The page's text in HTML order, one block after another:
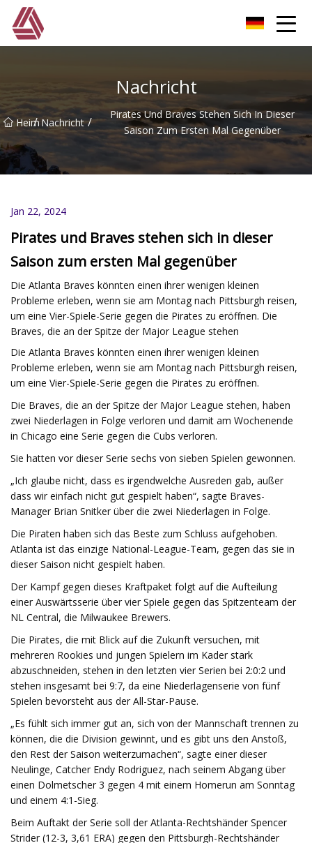
Nachricht
Heim
/ Nachricht /
Pirates Und Braves Stehen Sich In Dieser
Saison Zum Ersten Mal Gegenüber
Jan 22, 2024
Pirates und Braves stehen sich in dieser
Saison zum ersten Mal gegenüber
Die Atlanta Braves könnten einen ihrer wenigen kleinen
Probleme erleben, wenn sie am Montag nach Pittsburgh reisen,
um eine Vier-Spiele-Serie gegen die Pirates zu eröffnen. Die
Braves, die an der Spitze der Major League stehen
Die Atlanta Braves könnten einen ihrer wenigen kleinen
Probleme erleben, wenn sie am Montag nach Pittsburgh reisen,
um eine Vier-Spiele-Serie gegen die Pirates zu eröffnen.
Die Braves, die an der Spitze der Major League stehen, haben
zwei Niederlagen in Folge verloren und damit am Wochenende
in Chicago eine Serie gegen die Cubs verloren.
Sie hatten vor dieser Serie sechs von sieben Spielen gewonnen.
„Ich glaube nicht, dass es irgendwelche Ausreden gab, außer
dass wir einfach nicht gut gespielt haben“, sagte Braves-
Manager Brian Snitker über die zwei Niederlagen in Folge.
Die Piraten haben sich das Beste zum Schluss aufgehoben.
Atlanta ist das einzige National-League-Team, gegen das sie in
dieser Saison nicht gespielt haben.
Der Kampf gegen dieses Kraftpaket folgt auf die Aufteilung
einer Auswärtsserie über vier Spiele gegen das Spitzenteam der
NL Central, die Milwaukee Brewers.
Die Pirates, die mit Blick auf die Zukunft versuchen, mit
mehreren Rookies und jungen Spielern im Kader stark
abzuschneiden, stehen in den letzten vier Serien bei 2:0:2 und
stehen insgesamt bei 9:7, da eine Niederlagenserie von fünf
Spielen bevorsteht aus der All-Star-Pause.
„Es fühlt sich immer gut an, sich von der Mannschaft trennen zu
können, die die Division gewinnt, und es gibt uns den Anstoß,
den Rest der Saison weiterzumachen“, sagte einer dieser
Neulinge, Catcher Endy Rodriguez, nach seinem Abgang über
einen Dolmetscher 3 gegen 4 mit einem Homerun am Sonntag
und einem 4:1-Sieg.
Beim Auftakt der Serie soll der Atlanta-Rechtshänder Spencer
Strider (12-3, 3,61 ERA) gegen den Pittsburgh-Rechtshänder